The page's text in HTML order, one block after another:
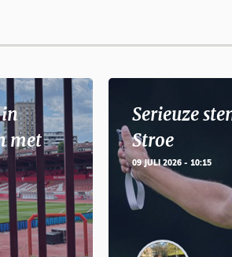
met
Serieuze
Stroe
09 JULI 2026 - 10:15